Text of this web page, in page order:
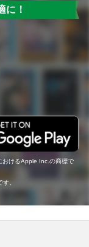
に！
おけるApple Inc.の商標で
。